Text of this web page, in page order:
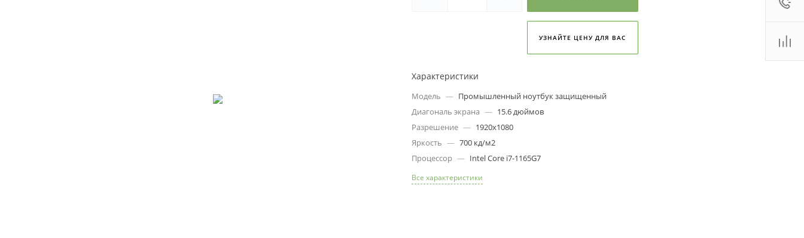
8 (800)Показать
sales2@ Показать
УЗНАЙТЕ ЦЕНУ ДЛЯ ВАС
Характеристики
Модель — Промышленный ноутбук защищенный
Диагональ экрана — 15.6 дюймов
Разрешение — 1920х1080
Яркость — 700 кд/м2
Процессор — Intel Core i7-1165G7
Все характеристики